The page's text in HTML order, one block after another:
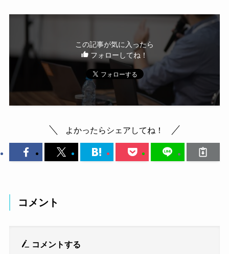
この記事が気に入ったら
フォローしてね！
よかったらシェアしてね！
コメント
コメントする